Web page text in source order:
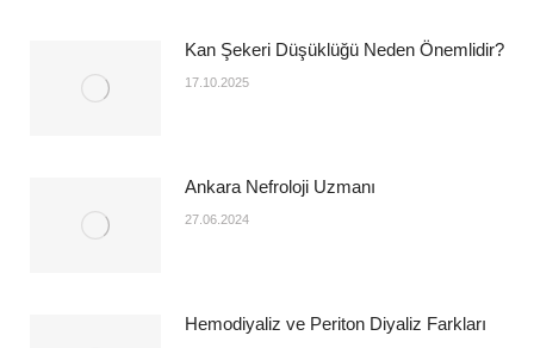
Kan Şekeri Düşüklüğü Neden Önemlidir?
17.10.2025
Ankara Nefroloji Uzmanı
27.06.2024
Hemodiyaliz ve Periton Diyaliz Farkları